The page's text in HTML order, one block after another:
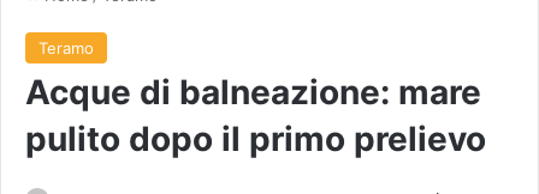
Teramo
Acque di balneazione: mare
pulito dopo il primo prelievo